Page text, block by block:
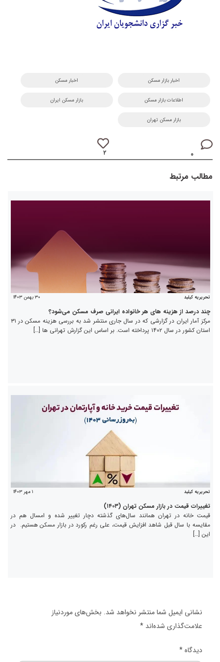
اخبار بازار مسکن اخبار مسکن
اطلاعات بازار مسکن بازار مسکن ایران
بازار مسکن تهران
۰ ۲
مطالب مرتبط
تحریریه کیلید ۳۰ بهمن ۱۴۰۳
چند درصد از هزینه های هر خانواده ایرانی صرف مسکن می‌شود؟
مرکز آمار ایران در گزارشی که در سال جاری منتشر شد به بررسی هزینه مسکن در ۳۱
استان کشور در سال ۱۴۰۲ پرداخته است. بر اساس این گزارش تهرانی ها […]
تحریریه کیلید ۱ مهر ۱۴۰۳
تغییرات قیمت در بازار مسکن تهران (۱۴۰۳)
قیمت خانه در تهران همانند سال‌های گذشته دچار تغییر شده و امسال هم در
مقایسه با سال قبل شاهد افزایش قیمت، علی رغم رکورد در بازار مسکن هستیم. در
این […]
نشانی ایمیل شما منتشر نخواهد شد. بخش‌های موردنیاز
علامت‌گذاری شده‌اند *
دیدگاه*